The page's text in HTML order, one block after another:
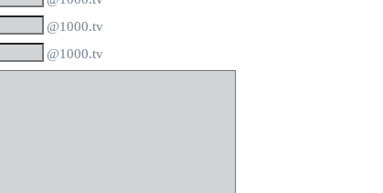
@1000.tv
@1000.tv